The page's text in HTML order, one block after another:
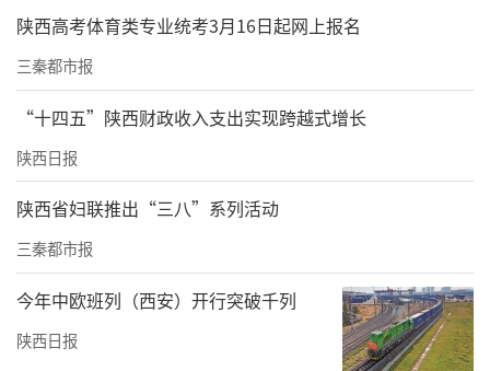
陕西高考体育类专业统考3月16日起网上报名
三秦都市报
“十四五”陕西财政收入支出实现跨越式增长
陕西日报
陕西省妇联推出“三八”系列活动
三秦都市报
今年中欧班列（西安）开行突破千列
陕西日报